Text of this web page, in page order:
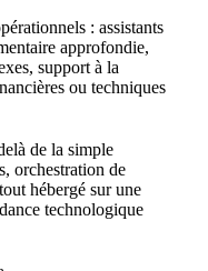
: assistants
approfondie,
support à la
ou techniques
de la simple
orchestration de
hébergé sur une
technologique